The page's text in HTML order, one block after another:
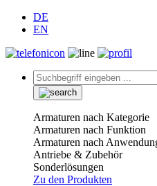
DE
EN
Armaturen nach Kategorie
Armaturen nach Funktion
Armaturen nach
Antriebe & Zubehör
Sonderlösungen
Zu den Produkten